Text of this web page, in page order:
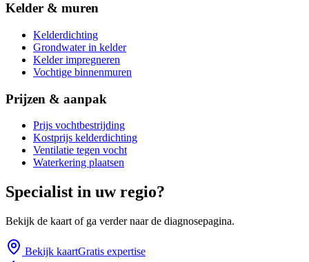
Kelder & muren
Kelderdichting
Grondwater in kelder
Kelder impregneren
Vochtige binnenmuren
Prijzen & aanpak
Prijs vochtbestrijding
Kostprijs kelderdichting
Ventilatie tegen vocht
Waterkering plaatsen
Specialist in uw regio?
Bekijk de kaart of ga verder naar de diagnosepagina.
Bekijk kaartGratis expertise